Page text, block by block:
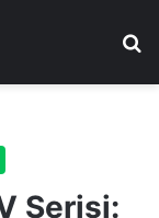
Serisi: